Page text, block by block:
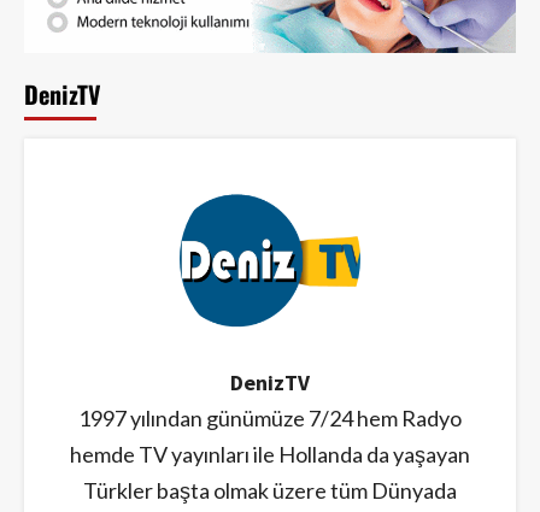
DenizTV
DenizTV
1997 yılından günümüze 7/24 hem Radyo
hemde TV yayınları ile Hollanda da yaşayan
Türkler başta olmak üzere tüm Dünyada